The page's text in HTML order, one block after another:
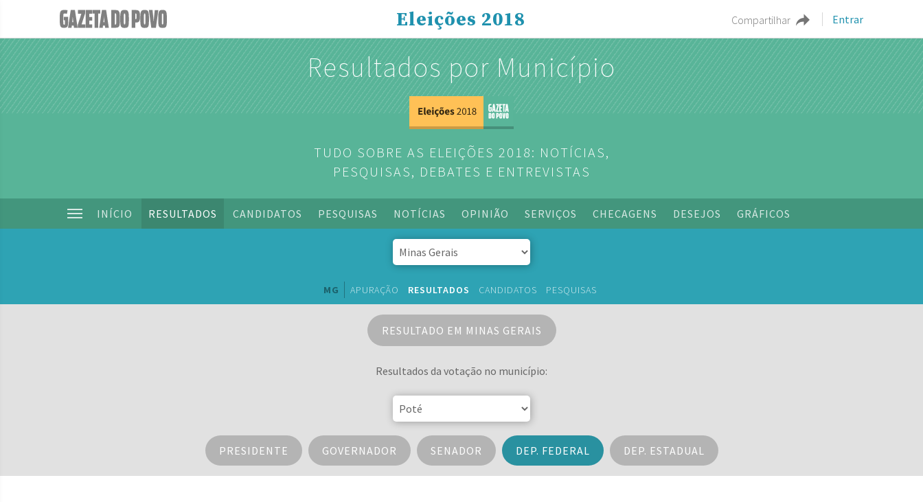
Compartilhar Entrar
Eleições 2018
Resultados por Município
TUDO SOBRE AS ELEIÇÕES 2018: NOTÍCIAS,
PESQUISAS, DEBATES E ENTREVISTAS
INÍCIO RESULTADOS CANDIDATOS PESQUISAS NOTÍCIAS OPINIÃO SERVIÇOS CHECAGENS DESEJOS GRÁFICOS
MG APURAÇÃO RESULTADOS CANDIDATOS PESQUISAS
RESULTADO EM MINAS GERAIS
Resultados da votação no município:
PRESIDENTE GOVERNADOR SENADOR DEP. FEDERAL DEP. ESTADUAL